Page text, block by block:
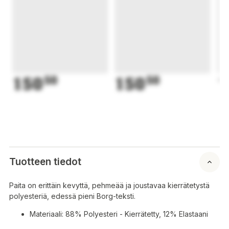
15050 15050
Tuotteen tiedot
Paita on erittäin kevyttä, pehmeää ja joustavaa kierrätetystä
polyesteriä, edessä pieni Borg-teksti.
Materiaali: 88% Polyesteri - Kierrätetty, 12% Elastaani